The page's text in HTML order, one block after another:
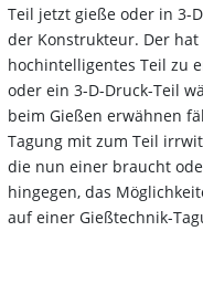
Teil jetzt gieße oder in 3-
der Konstrukteur. Der
hochintelligentes Teil zu
oder ein 3-D-Druck-Teil
beim Gießen erwähnen
Tagung mit zum Teil
die nun einer braucht
hingegen, das
auf einer Gießtechnik-